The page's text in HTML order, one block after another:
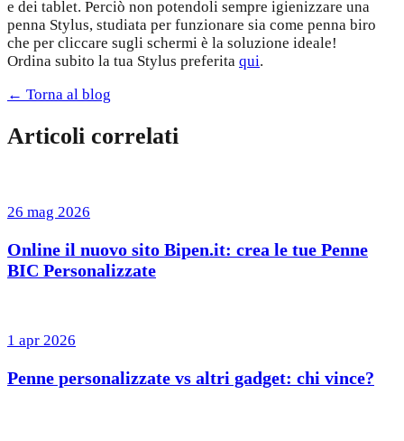
e dei tablet. Perciò non potendoli sempre igienizzare una
penna Stylus, studiata per funzionare sia come penna biro
che per cliccare sugli schermi è la soluzione ideale!
Ordina subito la tua Stylus preferita qui.
← Torna al blog
Articoli correlati
26 mag 2026
Online il nuovo sito Bipen.it: crea le tue Penne
BIC Personalizzate
1 apr 2026
Penne personalizzate vs altri gadget: chi vince?